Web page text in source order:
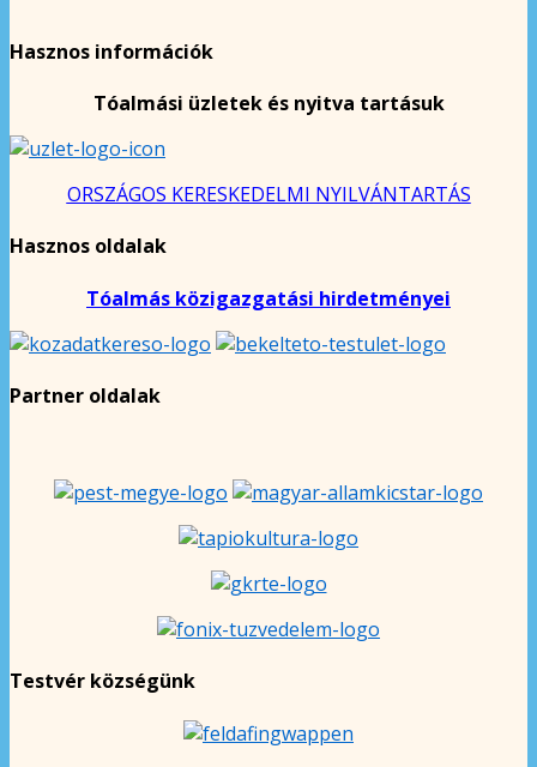
Hasznos információk
Tóalmási üzletek és nyitva tartásuk
ORSZÁGOS KERESKEDELMI NYILVÁNTARTÁS
Hasznos oldalak
Tóalmás közigazgatási hirdetményei
Partner oldalak
Testvér községünk